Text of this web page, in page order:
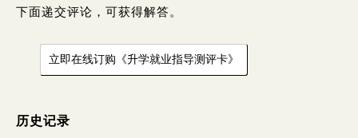
下面递交评论，可获得解答。
历史记录